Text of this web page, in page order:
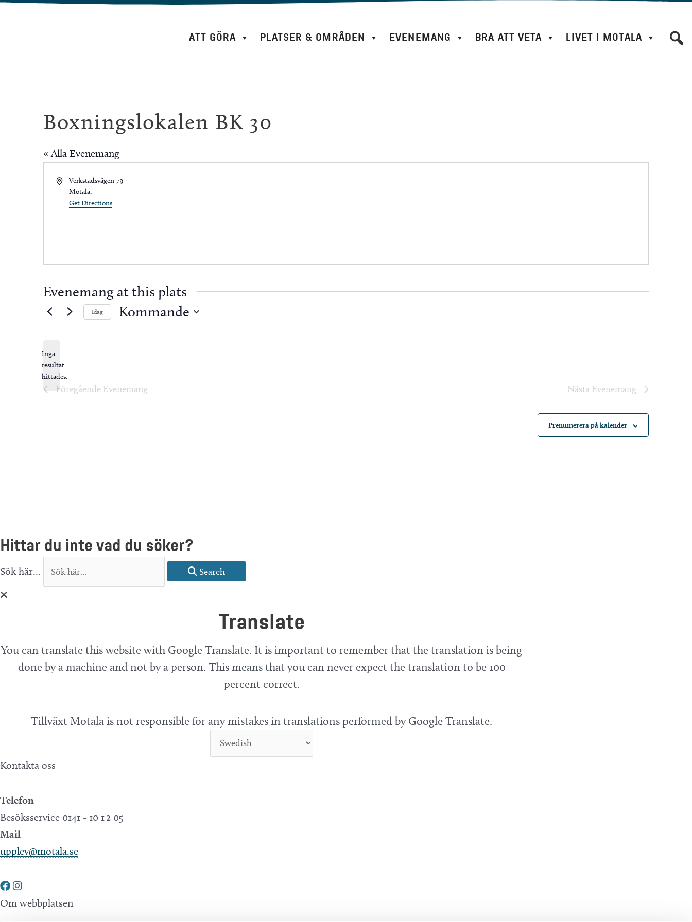
ATT GÖRA PLATSER & OMRÅDEN EVENEMANG BRA ATT VETA LIVET I MOTALA
Boxningslokalen BK 30
« Alla Evenemang
AddressVerkstadsvägen 79
Motala,
Get Directions
Evenemang at this plats
Notis
Inga
resultat
hittades.
Idag Kommande
Föregående Evenemang Nästa Evenemang
Prenumerera på kalender
Hittar du inte vad du söker?
Sök här... Search
Translate
You can translate this website with Google Translate. It is important to remember that the translation is being
done by a machine and not by a person. This means that you can never expect the translation to be 100
percent correct.
Tillväxt Motala is not responsible for any mistakes in translations performed by Google Translate.
Kontakta oss
Telefon
Besöksservice 0141 - 10 1 2 05
Mail
upplev@motala.se
Om webbplatsen